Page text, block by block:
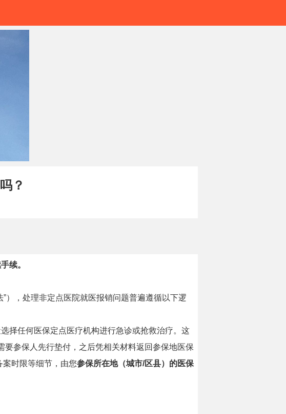
？
续。
），处理非定点医院就医报销问题普遍遵循以下逻
选择任何医保定点医疗机构进行急诊或抢救治疗。这
参保人先行垫付，之后凭相关材料返回参保地医保
案时限等细节，由您参保所在地（城市/区县）的医保